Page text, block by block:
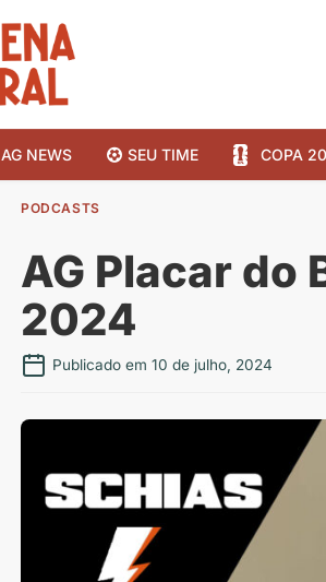
AG NEWS SEU TIME COPA
PODCASTS
AG Placar do
2024
Publicado em 10 de julho, 2024